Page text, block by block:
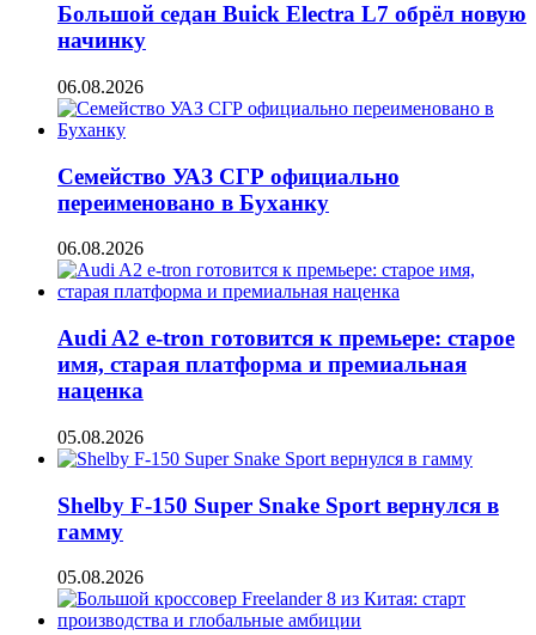
Большой седан Buick Electra L7 обрёл новую
начинку
06.08.2026
Семейство УАЗ СГР официально
переименовано в Буханку
06.08.2026
Audi A2 e-tron готовится к премьере: старое
имя, старая платформа и премиальная
наценка
05.08.2026
Shelby F-150 Super Snake Sport вернулся в
гамму
05.08.2026